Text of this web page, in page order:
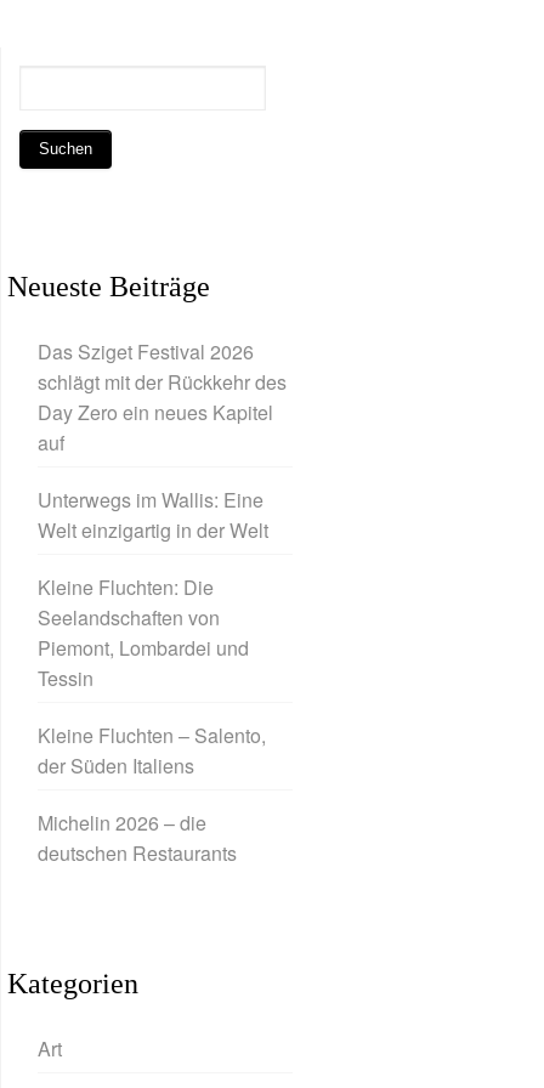
Neueste Beiträge
Das Sziget Festival 2026
schlägt mit der Rückkehr des
Day Zero ein neues Kapitel
auf
Unterwegs im Wallis: Eine
Welt einzigartig in der Welt
Kleine Fluchten: Die
Seelandschaften von
Piemont, Lombardei und
Tessin
Kleine Fluchten – Salento,
der Süden Italiens
Michelin 2026 – die
deutschen Restaurants
Kategorien
Art